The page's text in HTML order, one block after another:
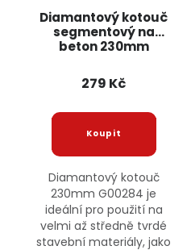
Diamantový kotouč
segmentový na
beton 230mm
279 Kč
Diamantový kotouč
230mm G00284 je
ideální pro použití na
velmi až středně tvrdé
stavební materiály, jako